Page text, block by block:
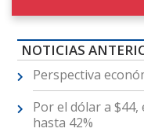
NOTICIAS
Perspectiva
Por el dólar a
hasta 42%